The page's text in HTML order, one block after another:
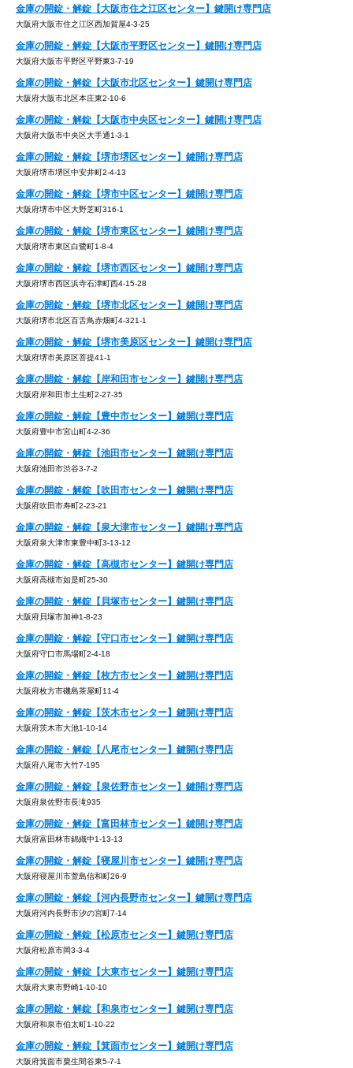
金庫の開錠・解錠【大阪市住之江区センター】鍵開け専門店
大阪府大阪市住之江区西加賀屋4-3-25
金庫の開錠・解錠【大阪市平野区センター】鍵開け専門店
大阪府大阪市平野区平野東3-7-19
金庫の開錠・解錠【大阪市北区センター】鍵開け専門店
大阪府大阪市北区本庄東2-10-6
金庫の開錠・解錠【大阪市中央区センター】鍵開け専門店
大阪府大阪市中央区大手通1-3-1
金庫の開錠・解錠【堺市堺区センター】鍵開け専門店
大阪府堺市堺区中安井町2-4-13
金庫の開錠・解錠【堺市中区センター】鍵開け専門店
大阪府堺市中区大野芝町316-1
金庫の開錠・解錠【堺市東区センター】鍵開け専門店
大阪府堺市東区白鷺町1-8-4
金庫の開錠・解錠【堺市西区センター】鍵開け専門店
大阪府堺市西区浜寺石津町西4-15-28
金庫の開錠・解錠【堺市北区センター】鍵開け専門店
大阪府堺市北区百舌鳥赤畑町4-321-1
金庫の開錠・解錠【堺市美原区センター】鍵開け専門店
大阪府堺市美原区菩提41-1
金庫の開錠・解錠【岸和田市センター】鍵開け専門店
大阪府岸和田市土生町2-27-35
金庫の開錠・解錠【豊中市センター】鍵開け専門店
大阪府豊中市宮山町4-2-36
金庫の開錠・解錠【池田市センター】鍵開け専門店
大阪府池田市渋谷3-7-2
金庫の開錠・解錠【吹田市センター】鍵開け専門店
大阪府吹田市寿町2-23-21
金庫の開錠・解錠【泉大津市センター】鍵開け専門店
大阪府泉大津市東豊中町3-13-12
金庫の開錠・解錠【高槻市センター】鍵開け専門店
大阪府高槻市如是町25-30
金庫の開錠・解錠【貝塚市センター】鍵開け専門店
大阪府貝塚市加神1-8-23
金庫の開錠・解錠【守口市センター】鍵開け専門店
大阪府守口市馬場町2-4-18
金庫の開錠・解錠【枚方市センター】鍵開け専門店
大阪府枚方市磯島茶屋町11-4
金庫の開錠・解錠【茨木市センター】鍵開け専門店
大阪府茨木市大池1-10-14
金庫の開錠・解錠【八尾市センター】鍵開け専門店
大阪府八尾市大竹7-195
金庫の開錠・解錠【泉佐野市センター】鍵開け専門店
大阪府泉佐野市長滝935
金庫の開錠・解錠【富田林市センター】鍵開け専門店
大阪府富田林市錦織中1-13-13
金庫の開錠・解錠【寝屋川市センター】鍵開け専門店
大阪府寝屋川市萱島信和町26-9
金庫の開錠・解錠【河内長野市センター】鍵開け専門店
大阪府河内長野市汐の宮町7-14
金庫の開錠・解錠【松原市センター】鍵開け専門店
大阪府松原市岡3-3-4
金庫の開錠・解錠【大東市センター】鍵開け専門店
大阪府大東市野崎1-10-10
金庫の開錠・解錠【和泉市センター】鍵開け専門店
大阪府和泉市伯太町1-10-22
金庫の開錠・解錠【箕面市センター】鍵開け専門店
大阪府箕面市粟生間谷東5-7-1